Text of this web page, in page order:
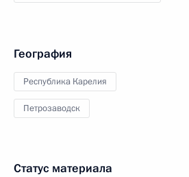
География
Республика Карелия
Петрозаводск
Статус материала